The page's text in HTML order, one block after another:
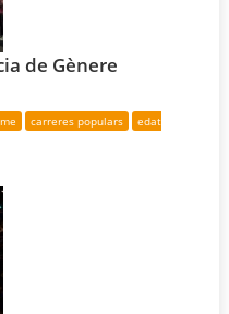
de Gènere
carreres populars
edat